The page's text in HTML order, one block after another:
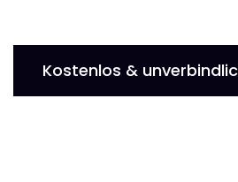
Kostenlos &